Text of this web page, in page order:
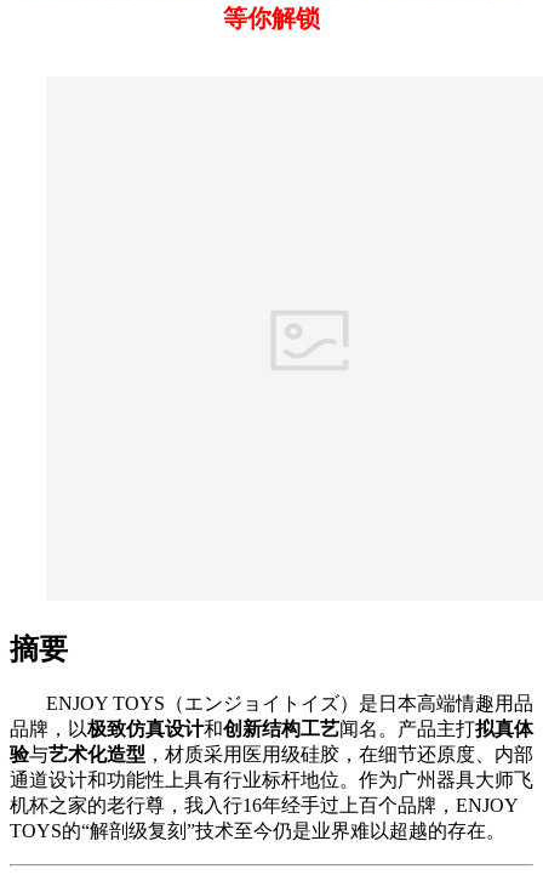
等你解锁
摘要
ENJOY TOYS（エンジョイトイズ）是日本高端情趣用品
品牌，以极致仿真设计和创新结构工艺闻名。产品主打拟真体
验与艺术化造型 ，材质采用医用级硅胶，在细节还原度、内部
通道设计和功能性上具有行业标杆地位。作为广州器具大师飞
机杯之家的老行尊，我入行16年经手过上百个品牌，ENJOY
TOYS的“解剖级复刻”技术至今仍是业界难以超越的存在。